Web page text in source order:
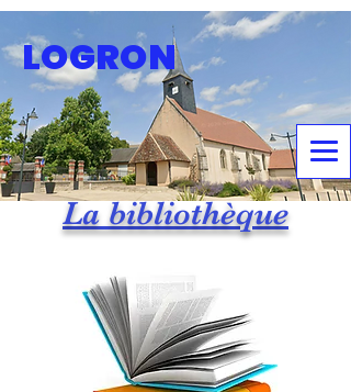
LOGRON
La bibliothèque